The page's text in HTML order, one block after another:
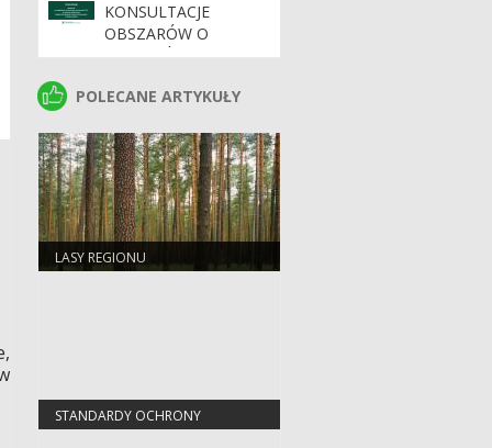
KONSULTACJE
OBSZARÓW O
SZCZEGÓLNYCH
OCHRONNYCH HCV
NADLEŚNICTW
REGIONALNEJ
DYREKCJI LASÓW
PAŃSTWOWYCH W
ZIELONEJ GÓRZE
POLECANE ARTYKUŁY
POLECANE ARTYKUŁY
LASY REGIONU
STANDARDY OCHRONY
MAŁOLETNICH